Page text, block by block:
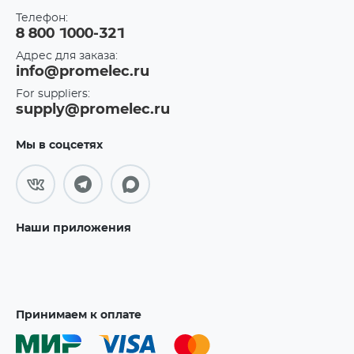
Телефон:
8 800 1000-321
Адрес для заказа:
info@promelec.ru
For suppliers:
supply@promelec.ru
Мы в соцсетях
Наши приложения
Принимаем к оплате